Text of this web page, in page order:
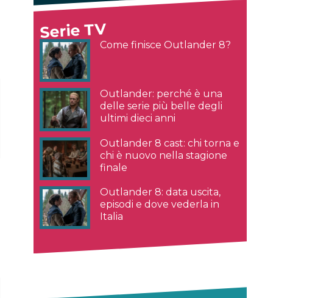
Serie TV
Come finisce Outlander 8?
Outlander: perché è una
delle serie più belle degli
ultimi dieci anni
Outlander 8 cast: chi torna e
chi è nuovo nella stagione
finale
Outlander 8: data uscita,
episodi e dove vederla in
Italia